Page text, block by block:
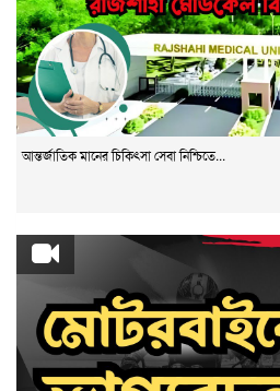
আন্তর্জাতিক মানের চিকিৎসা সেবা নিশ্চিতে...